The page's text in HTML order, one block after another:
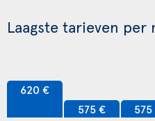
Laagste tarieven per
620 €
575 €